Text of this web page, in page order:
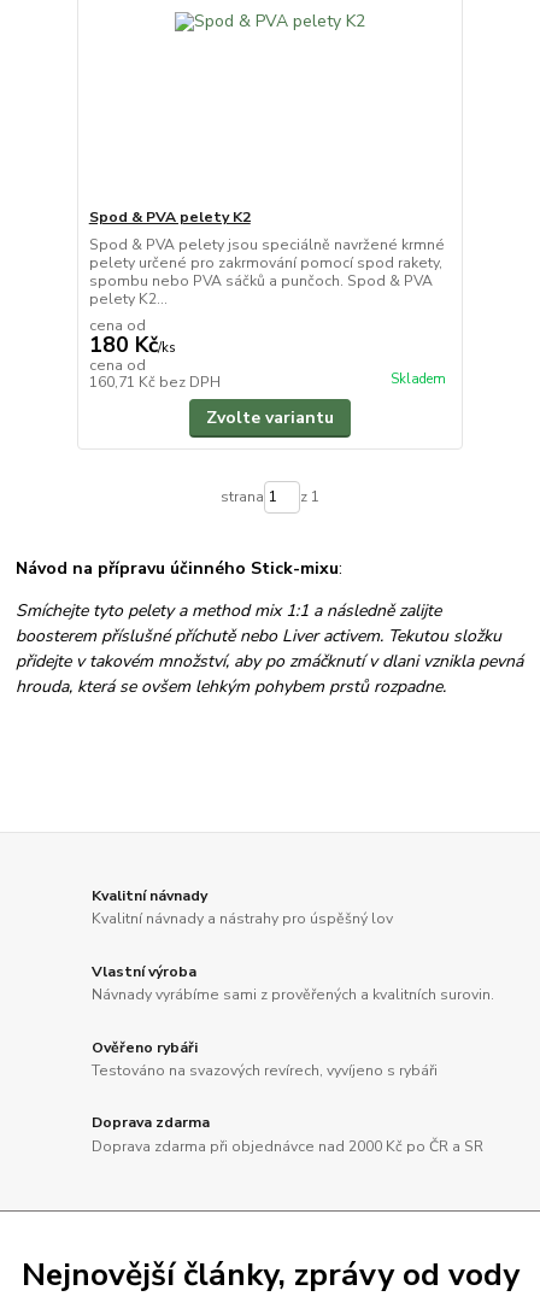
Spod & PVA pelety K2
Spod & PVA pelety jsou speciálně navržené krmné
pelety určené pro zakrmování pomocí spod rakety,
spombu nebo PVA sáčků a punčoch. Spod & PVA
pelety K2...
cena od
180 Kč/ks
cena od
160,71 Kč bez DPH Skladem
Zvolte variantu
strana z 1
Návod na přípravu účinného Stick-mixu:
Smíchejte tyto pelety a method mix 1:1 a následně zalijte
boosterem příslušné příchutě nebo Liver activem. Tekutou složku
přidejte v takovém množství, aby po zmáčknutí v dlani vznikla pevná
hrouda, která se ovšem lehkým pohybem prstů rozpadne.
Kvalitní návnady
Kvalitní návnady a nástrahy pro úspěšný lov
Vlastní výroba
Návnady vyrábíme sami z prověřených a kvalitních surovin.
Ověřeno rybáři
Testováno na svazových revírech, vyvíjeno s rybáři
Doprava zdarma
Doprava zdarma při objednávce nad 2000 Kč po ČR a SR
Nejnovější články, zprávy od vody